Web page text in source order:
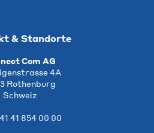
& Standorte
Com AG
4A
Rothenburg
Schweiz
41 854 00 00